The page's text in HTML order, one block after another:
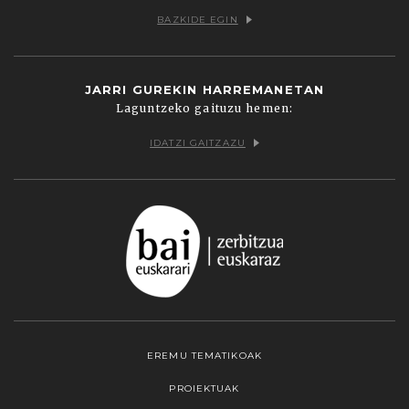
BAZKIDE EGIN
JARRI GUREKIN HARREMANETAN
Laguntzeko gaituzu hemen:
IDATZI GAITZAZU
EREMU TEMATIKOAK
PROIEKTUAK